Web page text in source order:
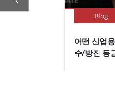
Blog
어떤 산업
수/방진 등